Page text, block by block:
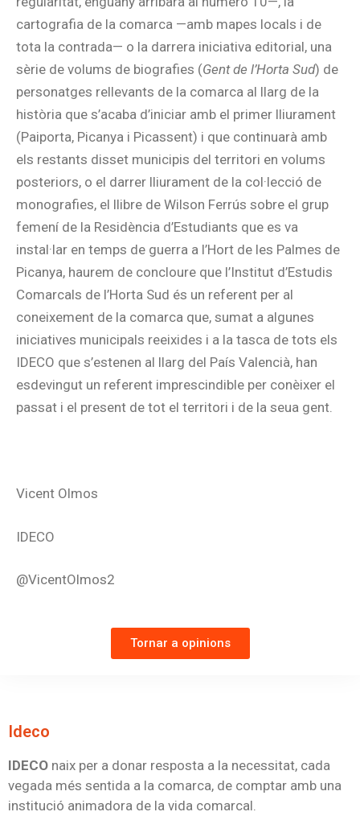
cartografia de la comarca —amb mapes locals i de
tota la contrada— o la darrera iniciativa editorial, una
sèrie de volums de biografies (Gent de l’Horta Sud) de
personatges rellevants de la comarca al llarg de la
història que s’acaba d’iniciar amb el primer lliurament
(Paiporta, Picanya i Picassent) i que continuarà amb
els restants disset municipis del territori en volums
posteriors, o el darrer lliurament de la col·lecció de
monografies, el llibre de Wilson Ferrús sobre el grup
femení de la Residència d’Estudiants que es va
instal·lar en temps de guerra a l’Hort de les Palmes de
Picanya, haurem de concloure que l’Institut d’Estudis
Comarcals de l’Horta Sud és un referent per al
coneixement de la comarca que, sumat a algunes
iniciatives municipals reeixides i a la tasca de tots els
IDECO que s’estenen al llarg del País Valencià, han
esdevingut un referent imprescindible per conèixer el
passat i el present de tot el territori i de la seua gent.
Vicent Olmos
IDECO
@VicentOlmos2
Tornar a opinions
Ideco
IDECO naix per a donar resposta a la necessitat, cada
vegada més sentida a la comarca, de comptar amb una
institució animadora de la vida comarcal.